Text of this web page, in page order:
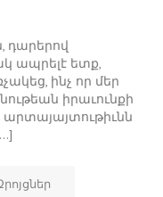
դարերով
ապրելէ ետք,
ինչ որ մեր
իրաւունքի